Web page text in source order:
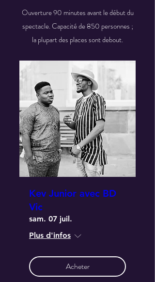
Ouverture 90 minutes avant le début du
spectacle. Capacité de 850 personnes ;
la plupart des places sont debout.
Kev Junior avec BD
Vic
sam. 07 juil.
Plus d'infos
Acheter